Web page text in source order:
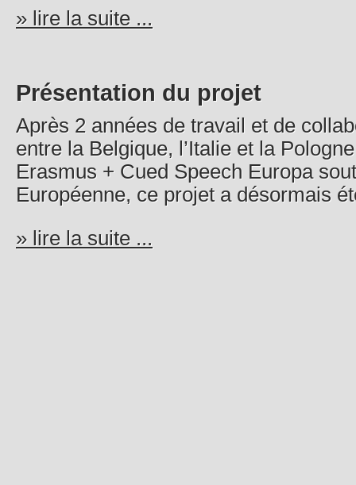
» lire la suite ...
Présentation du projet
Après 2 années de travail et de
entre la Belgique, l’Italie et la
Erasmus + Cued Speech Europa
Européenne, ce projet a désormais
» lire la suite ...